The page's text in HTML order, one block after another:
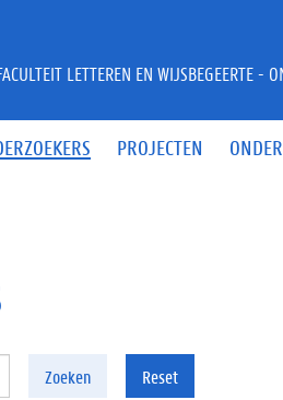
PROJECTEN
LETTEREN EN WIJSBEGEERTE -
Zoeken Reset